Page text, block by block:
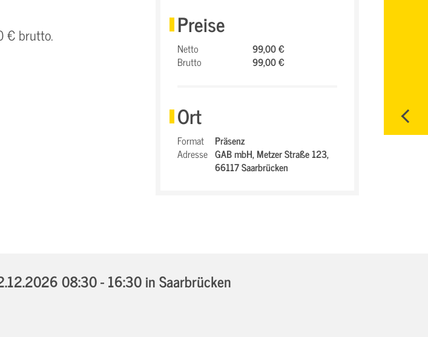
€ brutto. Preise
Netto
99,00 €
Brutto
99,00 €
Ort
Format
Präsenz
Adresse GAB mbH,Metzer Straße 123,
66117 Saarbrücken
08:30 - 16:30in Saarbrücken